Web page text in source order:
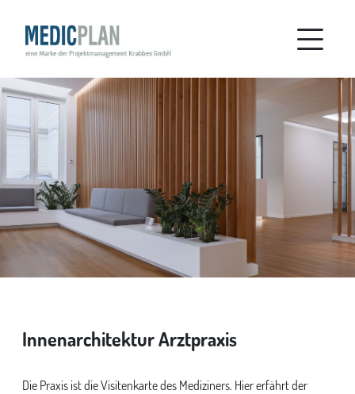
Innenarchitektur Arztpraxis
Die Praxis ist die Visitenkarte des Mediziners. Hier erfährt der